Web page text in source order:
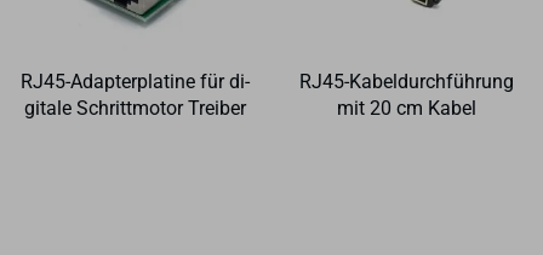
RJ45-​Ad­ap­ter­pla­ti­ne für di­
gi­ta­le Schritt­mo­tor Trei­ber
RJ45-​Ka­bel­durch­füh­rung
mit 20 cm Kabel